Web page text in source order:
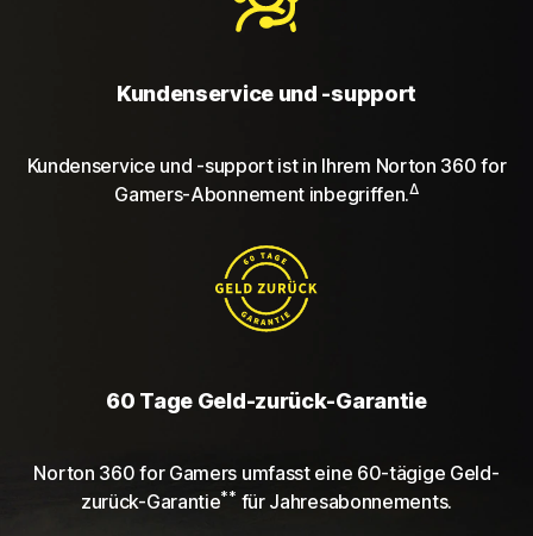
Kundenservice und -support
Kundenservice und -support ist in Ihrem Norton 360 for
Gamers-Abonnement inbegriffen.Δ
60 Tage Geld-zurück-Garantie
Norton 360 for Gamers umfasst eine 60-tägige Geld-
zurück-Garantie** für Jahresabonnements.